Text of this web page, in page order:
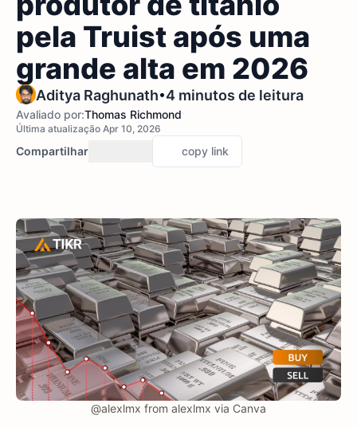
pela Truist após uma
grande alta em 2026
Aditya Raghunath•4 minutos de leitura
Avaliado por:Thomas Richmond
Última atualização Apr 10, 2026
Compartilhar copy link
@alexlmx from alexlmx via Canva